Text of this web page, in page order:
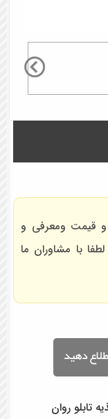
و قیمت ومعرفی و
با مشاوران ما